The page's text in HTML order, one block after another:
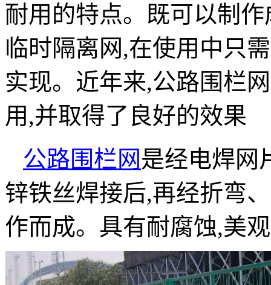
耐用的特点。既可以制
临时隔离网,在使用中只
实现。近年来,公路围栏
用,并取得了良好的效果
公路围栏网是经电焊网
锌铁丝焊接后,再经折弯
作而成。具有耐腐蚀,美